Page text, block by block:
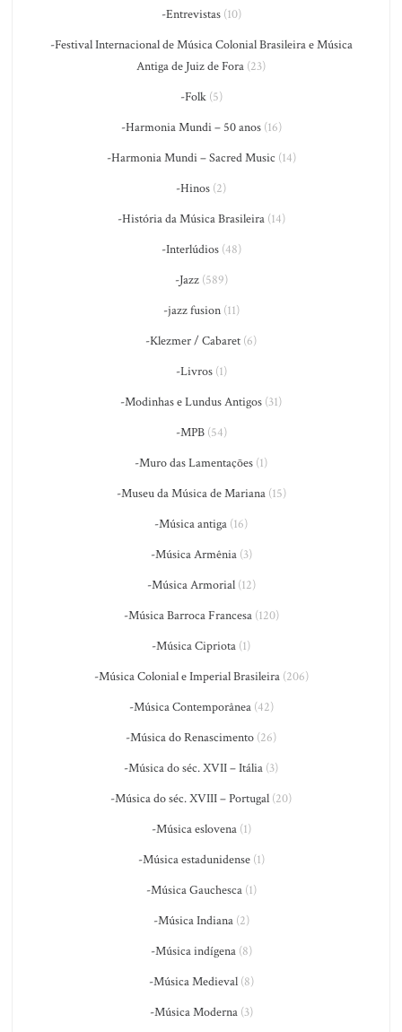
-Entrevistas(10)
-Festival Internacional de Música Colonial Brasileira e Música
Antiga de Juiz de Fora (23)
-Folk(5)
-Harmonia Mundi – 50 anos(16)
-Harmonia Mundi – Sacred Music (14)
-Hinos (2)
-História da Música Brasileira(14)
-Interlúdios(48)
-Jazz(589)
-jazz fusion(11)
-Klezmer / Cabaret (6)
-Livros(1)
-Modinhas e Lundus Antigos (31)
-MPB(54)
-Muro das Lamentações (1)
-Museu da Música de Mariana(15)
-Música antiga (16)
-Música Armênia(3)
-Música Armorial(12)
-Música Barroca Francesa(120)
-Música Cipriota (1)
-Música Colonial e Imperial Brasileira(206)
-Música Contemporânea(42)
-Música do Renascimento (26)
-Música do séc. XVII – Itália (3)
-Música do séc. XVIII – Portugal (20)
-Música eslovena(1)
-Música estadunidense(1)
-Música Gauchesca(1)
-Música Indiana(2)
-Música indígena(8)
-Música Medieval(8)
-Música Moderna(3)